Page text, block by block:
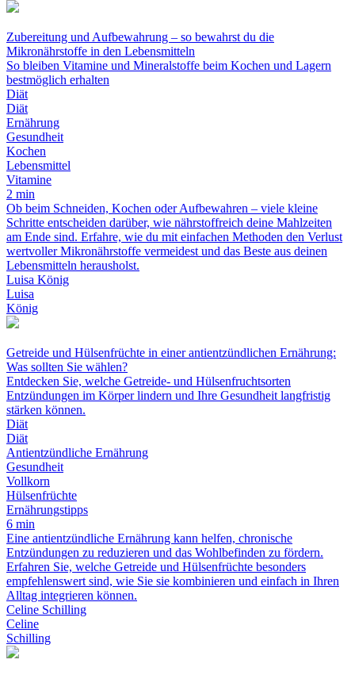
Zubereitung und Aufbewahrung – so bewahrst du die
Mikronährstoffe in den Lebensmitteln
So bleiben Vitamine und Mineralstoffe beim Kochen und Lagern
bestmöglich erhalten
Diät
Diät
Ernährung
Gesundheit
Kochen
Lebensmittel
Vitamine
2 min
Ob beim Schneiden, Kochen oder Aufbewahren – viele kleine
Schritte entscheiden darüber, wie nährstoffreich deine Mahlzeiten
am Ende sind. Erfahre, wie du mit einfachen Methoden den Verlust
wertvoller Mikronährstoffe vermeidest und das Beste aus deinen
Lebensmitteln herausholst.
Luisa König
Luisa
König
Getreide und Hülsenfrüchte in einer antientzündlichen Ernährung:
Was sollten Sie wählen?
Entdecken Sie, welche Getreide- und Hülsenfruchtsorten
Entzündungen im Körper lindern und Ihre Gesundheit langfristig
stärken können.
Diät
Diät
Antientzündliche Ernährung
Gesundheit
Vollkorn
Hülsenfrüchte
Ernährungstipps
6 min
Eine antientzündliche Ernährung kann helfen, chronische
Entzündungen zu reduzieren und das Wohlbefinden zu fördern.
Erfahren Sie, welche Getreide und Hülsenfrüchte besonders
empfehlenswert sind, wie Sie sie kombinieren und einfach in Ihren
Alltag integrieren können.
Celine Schilling
Celine
Schilling